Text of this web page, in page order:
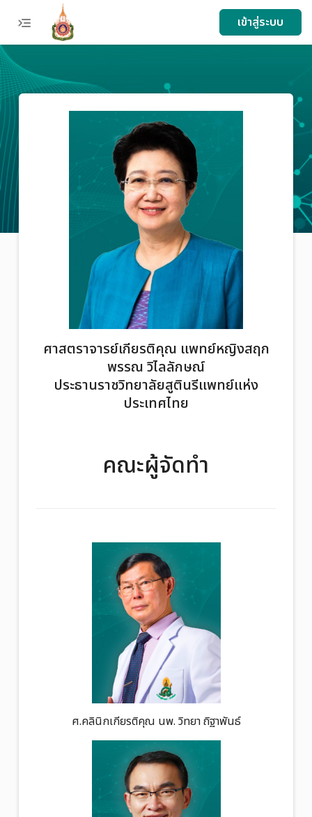
เข้าสู่ระบบ
ศาสตราจารย์เกียรติคุณ แพทย์หญิงสฤก
พรรณ วิไลลักษณ์
ประธานราชวิทยาลัยสูตินรีแพทย์แห่ง
ประเทศไทย
คณะผู้จัดทำ
ศ.คลินิกเกียรติคุณ นพ. วิทยา ถิฐาพันธ์